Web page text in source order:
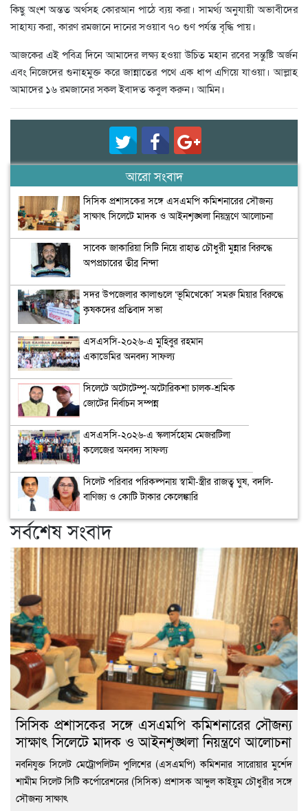
কিছু অংশ অন্তত অর্থসহ কোরআন পাঠে ব্যয় করা। সামর্থ্য অনুযায়ী অভাবীদের
সাহায্য করা, কারণ রমজানে দানের সওয়াব ৭০ গুণ পর্যন্ত বৃদ্ধি পায়।
আজকের এই পবিত্র দিনে আমাদের লক্ষ্য হওয়া উচিত মহান রবের সন্তুষ্টি অর্জন
এবং নিজেদের গুনাহমুক্ত করে জান্নাতের পথে এক ধাপ এগিয়ে যাওয়া। আল্লাহ
আমাদের ১৬ রমজানের সকল ইবাদত কবুল করুন। আমিন।
আরো সংবাদ
সিসিক প্রশাসকের সঙ্গে এসএমপি কমিশনারের সৌজন্য
সাক্ষাৎ সিলেটে মাদক ও আইনশৃঙ্খলা নিয়ন্ত্রণে আলোচনা
সাবেক জাকারিয়া সিটি নিয়ে রাহাত চৌধুরী মুন্নার বিরুদ্ধে
অপপ্রচারের তীব্র নিন্দা
সদর উপজেলার কালাগুলে ‘ভূমিখেকো’ সমরু মিয়ার বিরুদ্ধে
কৃষকদের প্রতিবাদ সভা
এসএসসি-২০২৬-এ মুহিবুর রহমান
একাডেমির অনবদ্য সাফল্য
সিলেটে অটোটেম্পু-অটোরিকশা চালক-শ্রমিক
জোটের নির্বাচন সম্পন্ন
এসএসসি-২০২৬-এ স্কলার্সহোম মেজরটিলা
কলেজের অনবদ্য সাফল্য
সিলেট পরিবার পরিকল্পনায় স্বামী-স্ত্রীর রাজত্ব ঘুষ, বদলি-
বাণিজ্য ও কোটি টাকার কেলেঙ্কারি
সর্বশেষ সংবাদ
সিসিক প্রশাসকের সঙ্গে এসএমপি কমিশনারের সৌজন্য
সাক্ষাৎ সিলেটে মাদক ও আইনশৃঙ্খলা নিয়ন্ত্রণে আলোচনা
নবনিযুক্ত সিলেট মেট্রোপলিটন পুলিশের (এসএমপি) কমিশনার সারোয়ার মুর্শেদ
শামীম সিলেট সিটি কর্পোরেশনের (সিসিক) প্রশাসক আব্দুল কাইয়ুম চৌধুরীর সঙ্গে
সৌজন্য সাক্ষাৎ